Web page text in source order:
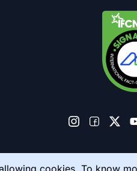
cookies. To know